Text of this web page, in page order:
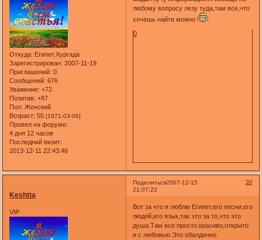
Откуда: Египет,Хургада
Зарегистрирован: 2007-11-19
Приглашений: 0
Сообщений: 676
Уважение: +72
Позитив: +87
Пол: Женский
Возраст: 55[1971-03-06]
Провел на форуме:
4 дня 12 часов
Последний визит:
2013-12-11 22:43:46
любому вопросу лезу туда,там все,что
хочешь найти можно
0
Поделиться 30
2007-12-15
21:07:22
Keshtta
VIP
Вот за что я люблю Египет,его песни,его
людей,его язык,так это за то,что это
душа.Там все просто,красиво,открыто
и с любовью.Это обалденно